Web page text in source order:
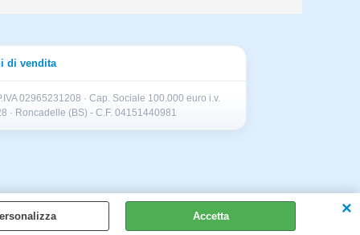
Accetta
di vendita
02965231208 · Cap. Sociale 100.000 euro i.v.
· Roncadelle (BS) - C.F. 04151440981